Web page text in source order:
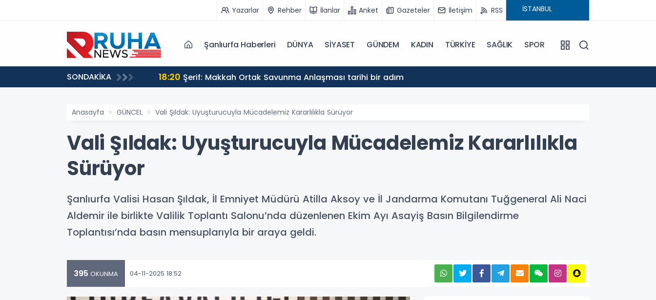
Yazarlar Rehber İlanlar Anket Gazeteler İletişim RSS
Şanlıurfa Haberleri DÜNYA SİYASET GÜNDEM KADIN TÜRKİYE SAĞLIK SPOR
SONDAKİKA 18:20 Şerif: Makkah Ortak Savunma Anlaşması tarihi bir adım
Anasayfa GÜNCEL Vali Şıldak: Uyuşturucuyla Mücadelemiz Kararlılıkla Sürüyor
Vali Şıldak: Uyuşturucuyla Mücadelemiz Kararlılıkla
Sürüyor
Şanlıurfa Valisi Hasan Şıldak, İl Emniyet Müdürü Atilla Aksoy ve İl Jandarma Komutanı Tuğgeneral Ali Naci
Aldemir ile birlikte Valilik Toplantı Salonu’nda düzenlenen Ekim Ayı Asayiş Basın Bilgilendirme
Toplantısı’nda basın mensuplarıyla bir araya geldi.
395 OKUNMA 04-11-2025 18:52